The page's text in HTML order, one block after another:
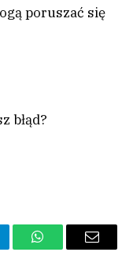
poruszać się
błąd?
WhatsAppEmail